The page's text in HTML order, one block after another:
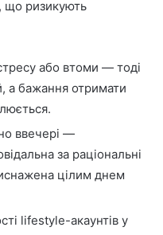
що ризикують
або втоми — тоді
а бажання отримати
ввечері —
за раціональні
цілим днем
lifestyle-акаунтів у